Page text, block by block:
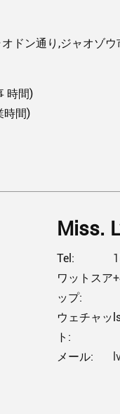
ドン通り,ジャオゾウ
時間)
時間)
Miss.
Tel:
ワットスア
ップ:
ウェチャッ
ト:
メール: